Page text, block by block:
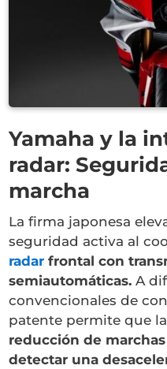
Yamaha y la
radar:
marcha
La firma japonesa
seguridad activa al
radar frontal con
semiautomáticas. A
convencionales de
patente permite que
reducción de
detectar una